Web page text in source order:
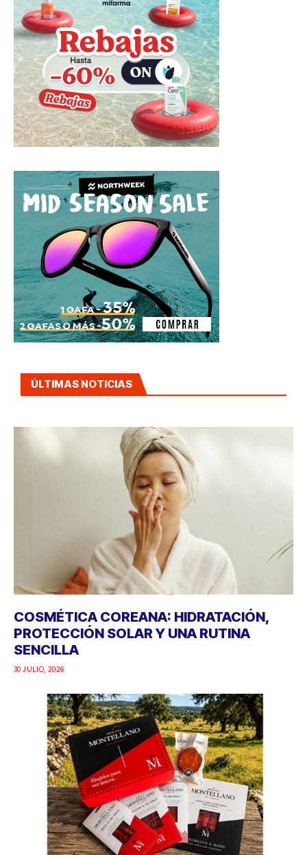
ÚLTIMAS NOTICIAS
COSMÉTICA COREANA: HIDRATACIÓN,
PROTECCIÓN SOLAR Y UNA RUTINA
SENCILLA
30 JULIO, 2026